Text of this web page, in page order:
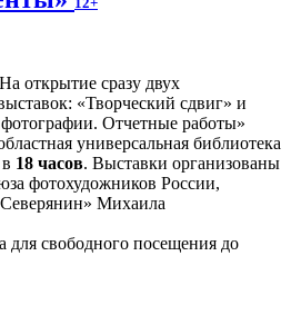
На открытие сразу двух
«Творческий сдвиг» и
Отчетные работы»
универсальная библиотека
в 18 часов. Выставки организованы
фотохудожников России,
Михаила
для свободного посещения до